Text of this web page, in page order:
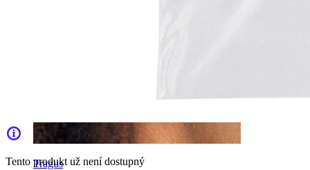
Tragus
Tento produkt už není dostupný